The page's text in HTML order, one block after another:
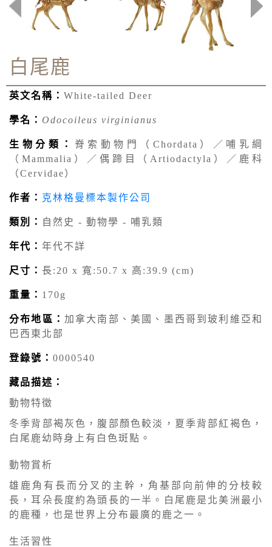
白尾鹿
英文名稱： White-tailed Deer
學名： Odocoileus virginianus
生物分類： 脊索動物門（Chordata）／哺乳綱
（Mammalia）／偶蹄目（Artiodactyla）／鹿科
（Cervidae）
作者： 克林格曼標本製作公司
類別： 自然史 - 動物學 - 哺乳類
年代： 年代不詳
尺寸： 長:20 x 寬:50.7 x 高:39.9 (cm)
重量： 170g
分布地區： 加拿大南部、美國、墨西哥到玻利維亞和
巴西東北部
登錄號： 0000540
藏品描述：
動物特徵
冬季背部褐灰色，腹部顏色較淡，夏季背部紅褐色，
白尾鹿幼時身上有白色斑點。
動物賞析
雄鹿角有長而分叉的主幹，角基部向前伸的分枝較
長，耳朵長度約為頭長的一半。白尾鹿是北美洲最小
的鹿種，也是世界上分布最廣的鹿之一。
生活習性